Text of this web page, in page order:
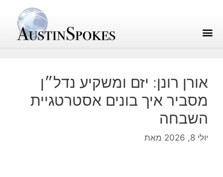
אורן רונן: יזם ומשקיע נדל״ן
מסביר איך בונים אסטרטגיית
השבחה
יולי 8, 2026 מאת